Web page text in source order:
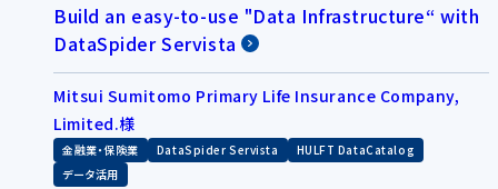
Build an easy-to-use "Data Infrastructure“ with
DataSpider Servista
Mitsui Sumitomo Primary Life Insurance Company,
Limited.様
金融業・保険業 DataSpider Servista
HULFT DataCatalog
データ活用